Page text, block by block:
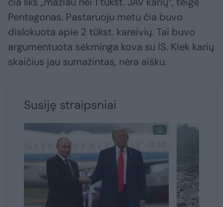
Pentagonas. Pastaruoju metu čia buvo
dislokuota apie 2 tūkst. kareivių. Tai buvo
argumentuota sėkminga kova su IS. Kiek karių
skaičius jau sumažintas, nėra aišku.
Susiję straipsniai